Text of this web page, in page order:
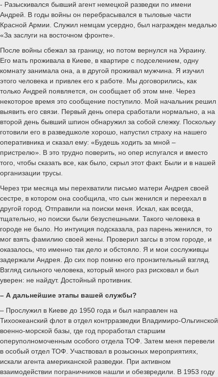
- Разыскивался бывший агент немецкой разведки по имени
Андрей. В годы войны он перебрасывался в тыловые части
Красной Армии. Служил немцам усердно, был награжден медалью
«За заслуги на восточном фронте».
После войны сбежал за границу, но потом вернулся на Украину.
Его мать проживала в Киеве, в квартире с подселением, одну
комнату занимала она, а в другой проживал мужчина. Я изучил
этого человека и привлек его к работе. Мы договорились, как
только Андрей появляется, он сообщает об этом мне. Через
некоторое время это сообщение поступило. Мой начальник решил
выявить его связи. Первый день опера сработали нормально, а на
второй день бывший шпион обнаружил за собой слежку. Поскольку
готовили его в разведшколе хорошо, напустил страху на нашего
оперативника и сказал ему: «Будешь ходить за мной –
пристрелю». В это трудно поверить, но опер испугался и вместо
того, чтобы сказать все, как было, скрыл этот факт. Были и в нашей
организации трусы.
Через три месяца мы перехватили письмо матери Андрея своей
сестре, в котором она сообщила, что сын женился и переехал в
другой город. Отправили на поиски меня. Искал, как всегда,
тщательно, но поиски были безуспешными. Такого человека в
городе не было. Но интуиция подсказала, раз парень женился, то
мог взять фамилию своей жены. Проверил загсы в этом городе, и
оказалось, что именно так дело и обстояло. Я и мои сослуживцы
задержали Андрея. До сих пор помню его пронзительный взгляд.
Взгляд сильного человека, который много раз рисковал и был
уверен: не найдут. Достойный противник.
– А дальнейшие этапы вашей службы?
– Прослужил в Киеве до 1950 года и был направлен на
Тихоокеанский флот в отдел контрразведки Владимиро-Ольгинской
военно-морской базы, где год проработал старшим
оперуполномоченным особого отдела ТОФ. Затем меня перевели
в особый отдел ТОФ. Участвовал в розыскных мероприятиях,
искали агента американской разведки. При активном
взаимодействии пограничников нашли и обезвредили. В 1953 году